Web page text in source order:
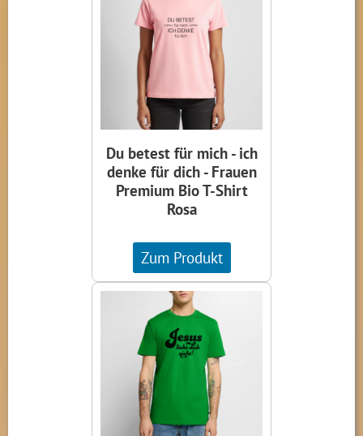
Du betest für mich - ich
denke für dich - Frauen
Premium Bio T-Shirt
Rosa
Zum Produkt